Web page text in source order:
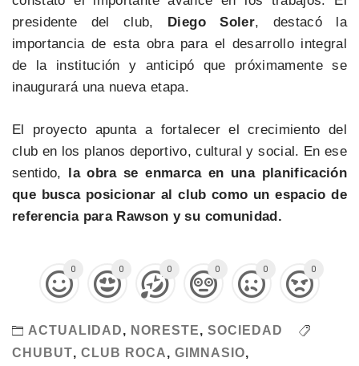
presidente del club, Diego Soler, destacó la
importancia de esta obra para el desarrollo integral
de la institución y anticipó que próximamente se
inaugurará una nueva etapa.
El proyecto apunta a fortalecer el crecimiento del
club en los planos deportivo, cultural y social. En ese
sentido, la obra se enmarca en una planificación
que busca posicionar al club como un espacio de
referencia para Rawson y su comunidad.
0 0 0 0 0 0
ACTUALIDAD, NORESTE, SOCIEDAD
CHUBUT
CLUB ROCA GIMNASIO